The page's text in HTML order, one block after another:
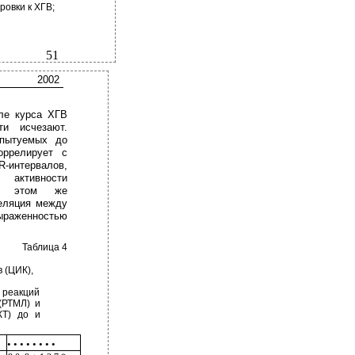
к ХГВ;
51
2002
курса ХГВ
исчезают.
до
с
интервалов,
этом же
между
Таблица 4
(ЦИК),
и
до и
• • • • • • • •